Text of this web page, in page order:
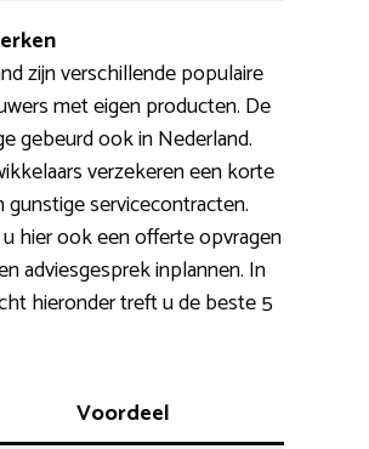
zijn verschillende populaire
met eigen producten. De
gebeurd ook in Nederland.
verzekeren een korte
gunstige servicecontracten.
hier ook een offerte opvragen
adviesgesprek inplannen. In
hieronder treft u de beste 5
Voordeel